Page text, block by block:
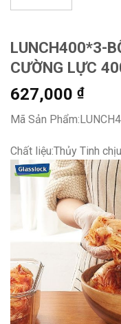
LUNCH400*3-
CƯỜNG LỰC
627,000 ₫
Mã Sản
Chất liệu:Thủy Tinh